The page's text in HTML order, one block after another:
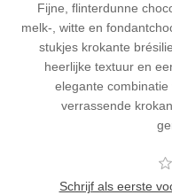
Fijne, flinterdunne
melk-, witte en
stukjes krokante
heerlijke textuur en
elegante
verrassende
Schrijf als eerste